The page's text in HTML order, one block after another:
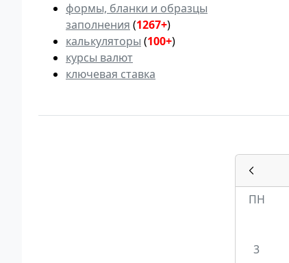
формы, бланки и образцы
заполнения (1267+)
калькуляторы (100+)
курсы валют
ключевая ставка
ПН
3